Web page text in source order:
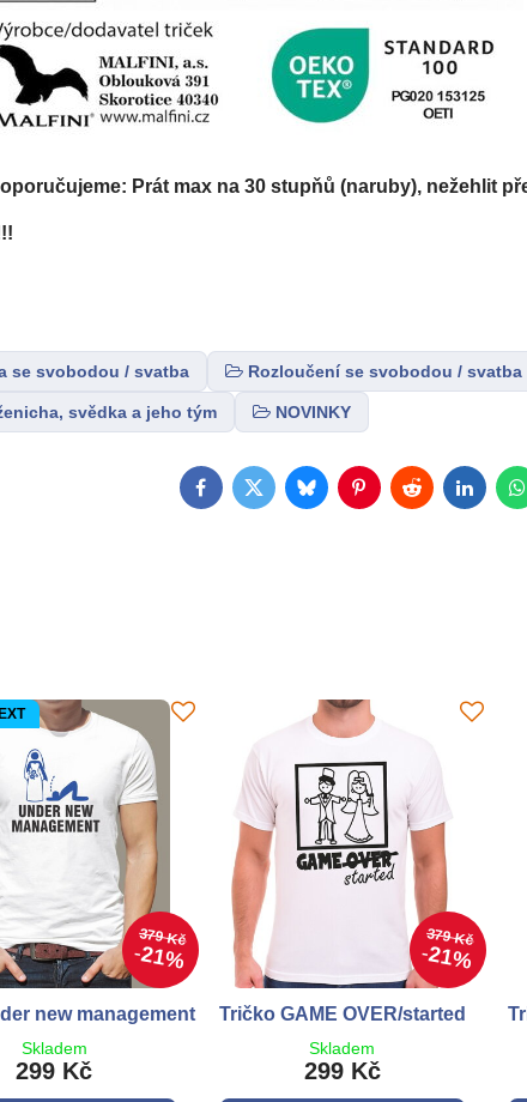
Prát max na 30 stupňů (naruby), nežehlit
se svobodou / svatba Rozloučení se svobodou / svatba
svědka a jeho tým NOVINKY
FacebookTwitterBlueskyPinterestReddit
379 Kč
21%
new management
Skladem
299 Kč
379 Kč
21%
Tričko GAME OVER/started
Skladem
299 Kč